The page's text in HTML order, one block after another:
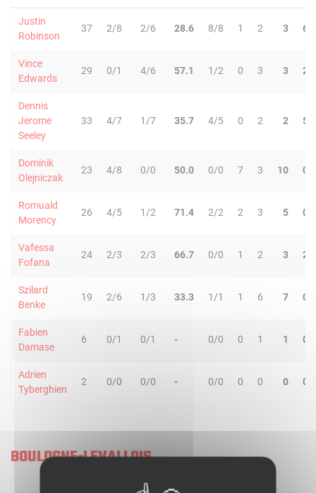
Justin
Robinson
37 2/8 2/6 28.6 8/8 1 2 3 6
Vince
Edwards
29 0/1 4/6 57.1 1/2 0 3 3 2
Dennis
Jerome
Seeley
33 4/7 1/7 35.7 4/5 0 2 2 5
Dominik
Olejniczak
23 4/8 0/0 50.0 0/0 7 3 10 0
Romuald
Morency
26 4/5 1/2 71.4 2/2 2 3 5 0
Vafessa
Fofana
24 2/3 2/3 66.7 0/0 1 2 3 2
Szilard
Benke
19 2/6 1/3 33.3 1/1 1 6 7 0
Fabien
Damase
6 0/1 0/1 - 0/0 0 1 1 0
Adrien
Tyberghien
2 0/0 0/0 - 0/0 0 0 0 0
BOULOGNE-LEVALLOIS